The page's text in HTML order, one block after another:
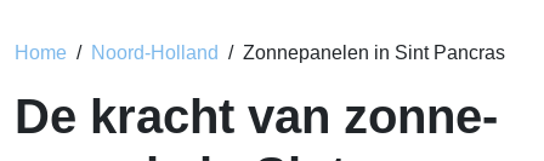
Home Noord-Holland Zonnepanelen in Sint Pancras
De kracht van zonne-